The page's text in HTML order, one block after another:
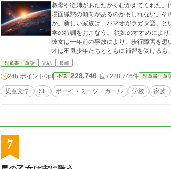
叔母や従姉があたたかくむかえてくれた。
場面緘黙の傾向があるのかもしれない。
か。新しい家族は、ハマオがラガタ語、
学の特訓をおこなう。 従姉のすすめによ
彼女は一年前の事故により、歩行障害を
オは不良少年たちとともに補習を受ける
こととなった。またトミパパによって、ト
児童書・童話 完結 長編
24h.ポイント 0pt 小説 228,746 位 / 228,746件 児童書・童
児童文学 SF ボーイ・ミーツ・ガール 学校 家族
7